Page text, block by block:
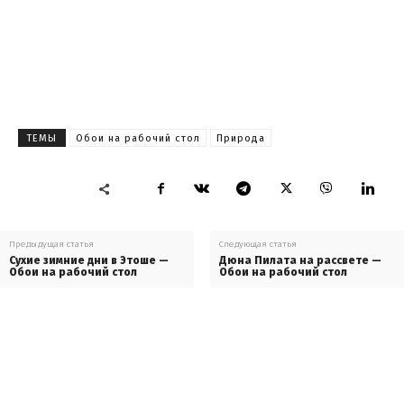
ТЕМЫ Обои на рабочий стол Природа
Предыдущая статья
Сухие зимние дни в Этоше —
Обои на рабочий стол
Следующая статья
Дюна Пилата на рассвете —
Обои на рабочий стол